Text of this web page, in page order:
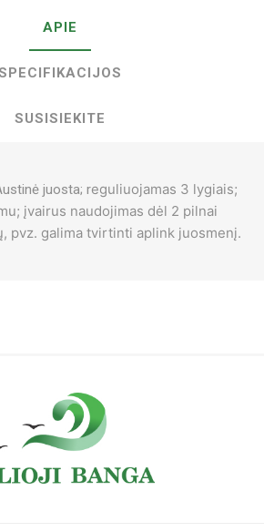
APIE
SUSISIEKITE
juosta; reguliuojamas 3 lygiais;
įvairus naudojimas dėl 2 pilnai
pvz. galima tvirtinti aplink juosmenį.